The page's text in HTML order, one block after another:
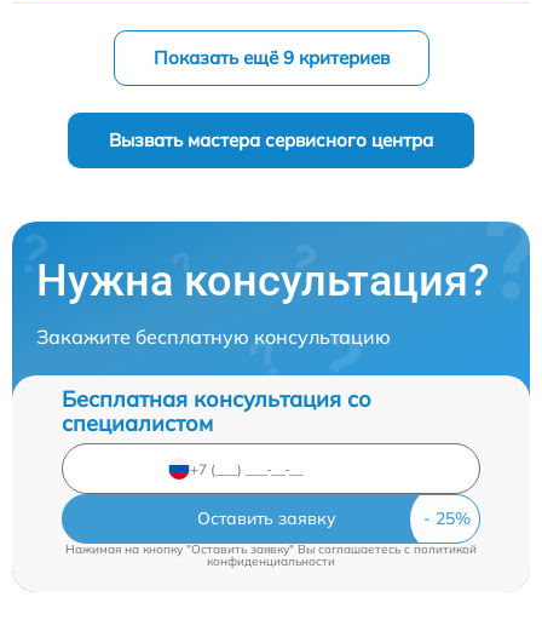
Показать ещё 9 критериев
Вызвать мастера сервисного центра
Нужна консультация?
Закажите бесплатную консультацию
Бесплатная консультация со
специалистом
Оставить заявку
Нажимая на кнопку "Оставить заявку" Вы соглашаетесь cполитикой
конфиденциальности